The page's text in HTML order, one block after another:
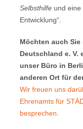
Selbsthilfe und eine
Entwicklung“.
Möchten auch Sie
Deutschland e. V.
unser Büro in
anderen Ort für
Wir freuen uns
Ehrenamts für
besprechen